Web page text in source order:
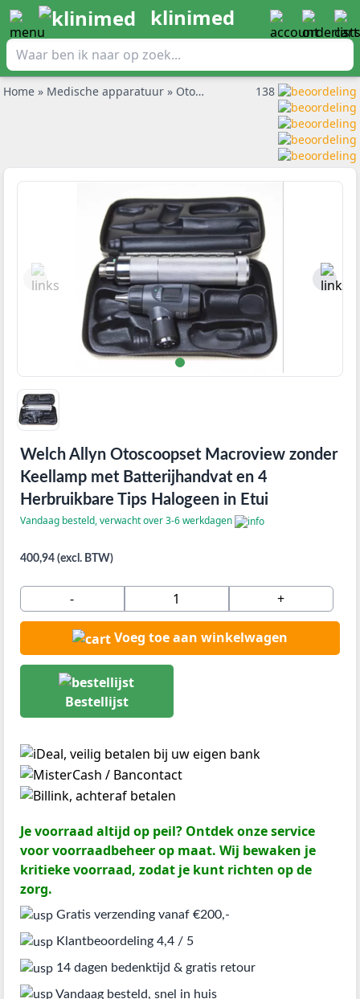
klinimed
Home » Medische apparatuur » Otoscoop Welch Allyn
138
Welch Allyn Otoscoopset Macroview zonder
Keellamp met Batterijhandvat en 4
Herbruikbare Tips Halogeen in Etui
Vandaag besteld, verwacht over 3-6 werkdagen
400,94 (excl. BTW)
- +
Voeg toe aan winkelwagen
Bestellijst
Je voorraad altijd op peil? Ontdek onze service
voor voorraadbeheer op maat. Wij bewaken je
kritieke voorraad, zodat je kunt richten op de
zorg.
Gratis verzending vanaf €200,-
Klantbeoordeling 4,4 / 5
14 dagen bedenktijd & gratis retour
Vandaag besteld, snel in huis